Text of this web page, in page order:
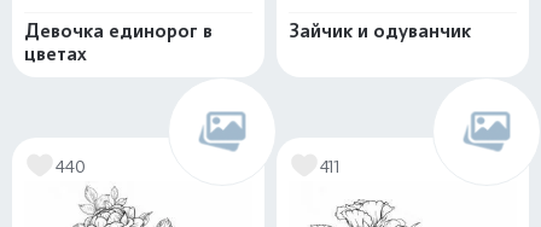
Девочка единорог в
цветах
Зайчик и одуванчик
440 411